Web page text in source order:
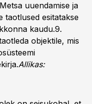
uuendamise ja
taotlused esitatakse
kaudu.9.
objektile, mis
Allikas: